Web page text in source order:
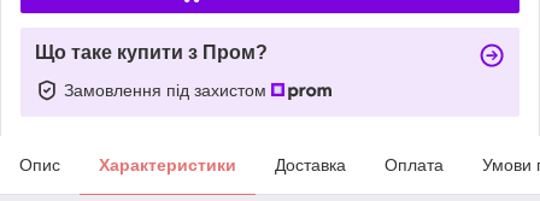
Що таке купити з Пром?
Замовлення під захистом
Опис Характеристики Доставка Оплата Умови